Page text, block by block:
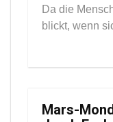
Da die
blickt, wenn
Mars-